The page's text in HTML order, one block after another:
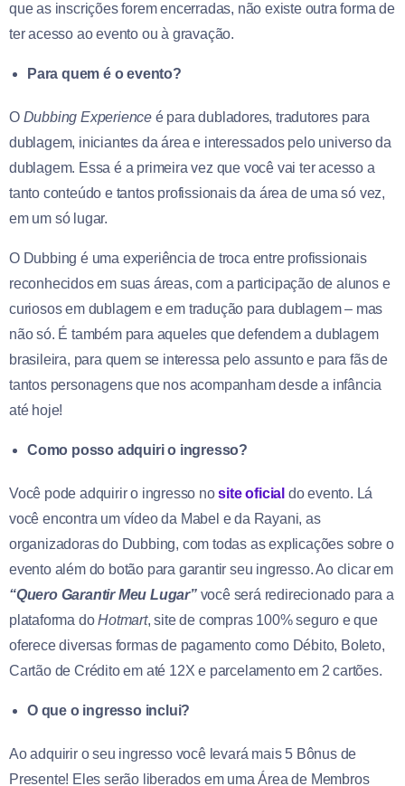
que as inscrições forem encerradas, não existe outra forma de
ter acesso ao evento ou à gravação.
Para quem é o evento?
O Dubbing Experience é para dubladores, tradutores para
dublagem, iniciantes da área e interessados pelo universo da
dublagem. Essa é a primeira vez que você vai ter acesso a
tanto conteúdo e tantos profissionais da área de uma só vez,
em um só lugar.
O Dubbing é uma experiência de troca entre profissionais
reconhecidos em suas áreas, com a participação de alunos e
curiosos em dublagem e em tradução para dublagem – mas
não só. É também para aqueles que defendem a dublagem
brasileira, para quem se interessa pelo assunto e para fãs de
tantos personagens que nos acompanham desde a infância
até hoje!
Como posso adquiri o ingresso?
Você pode adquirir o ingresso nosite oficial do evento. Lá
você encontra um vídeo da Mabel e da Rayani, as
organizadoras do Dubbing, com todas as explicações sobre o
evento além do botão para garantir seu ingresso. Ao clicar em
“Quero Garantir Meu Lugar”você será redirecionado para a
plataforma doHotmart, site de compras 100% seguro e que
oferece diversas formas de pagamento como Débito, Boleto,
Cartão de Crédito em até 12X e parcelamento em 2 cartões.
O que o ingresso inclui?
Ao adquirir o seu ingresso você levará mais 5 Bônus de
Presente! Eles serão liberados em uma Área de Membros